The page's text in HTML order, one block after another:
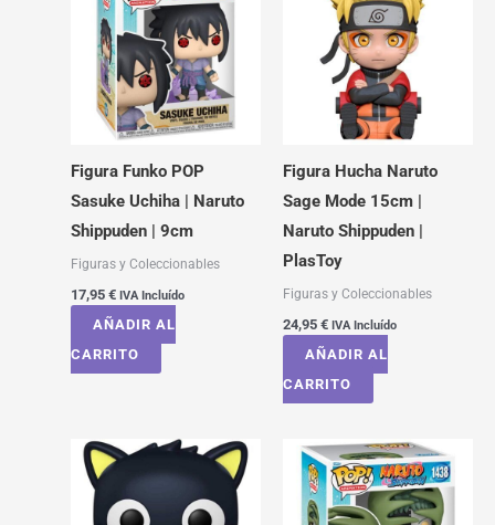
Figura Funko POP
Sasuke Uchiha | Naruto
Shippuden | 9cm
Figuras y Coleccionables
17,95 € IVA Incluído
AÑADIR AL
CARRITO
Figura Hucha Naruto
Sage Mode 15cm |
Naruto Shippuden |
PlasToy
Figuras y Coleccionables
24,95 € IVA Incluído
AÑADIR AL
CARRITO